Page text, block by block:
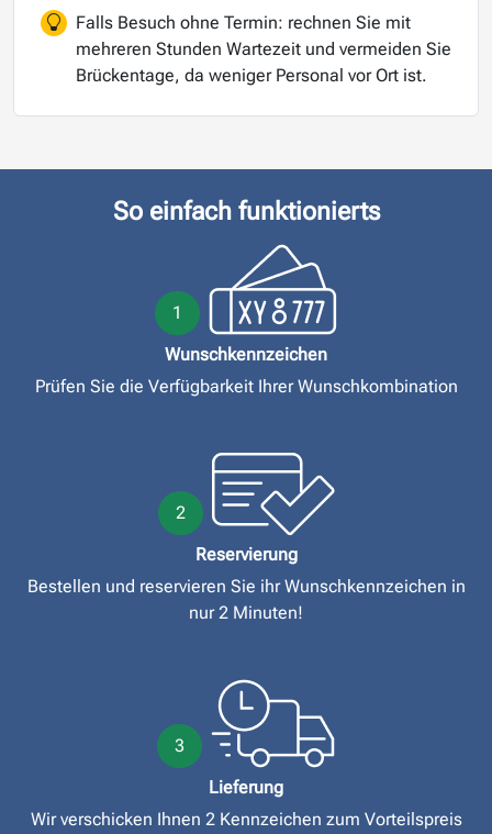
Falls Besuch ohne Termin: rechnen Sie mit
mehreren Stunden Wartezeit und vermeiden Sie
Brückentage, da weniger Personal vor Ort ist.
So einfach funktionierts
1
Wunschkennzeichen
Prüfen Sie die Verfügbarkeit Ihrer Wunschkombination
2
Reservierung
Bestellen und reservieren Sie ihr Wunschkennzeichen in
nur 2 Minuten!
3
Lieferung
Wir verschicken Ihnen 2 Kennzeichen zum Vorteilspreis